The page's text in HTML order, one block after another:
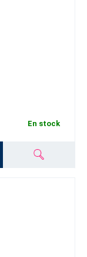
En stock